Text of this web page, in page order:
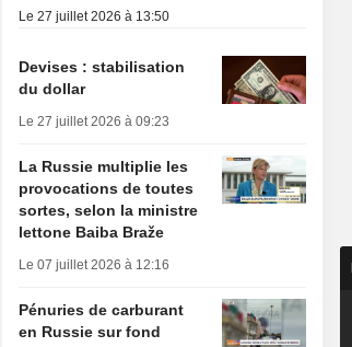
Le 27 juillet 2026 à 13:50
Devises : stabilisation
du dollar
Le 27 juillet 2026 à 09:23
La Russie multiplie les
provocations de toutes
sortes, selon la ministre
lettone Baiba Braže
Le 07 juillet 2026 à 12:16
Pénuries de carburant
en Russie sur fond